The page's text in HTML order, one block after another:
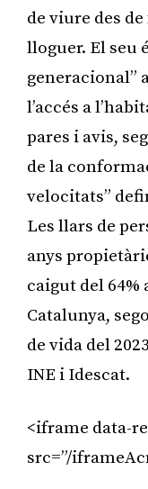
de viure des
lloguer. El seu
generacional”
l’accés a
pares i avis,
de la
velocitats”
Les llars de
anys
caigut del 64%
Catalunya,
de vida del
INE i Idescat.
<iframe data-
src=”/